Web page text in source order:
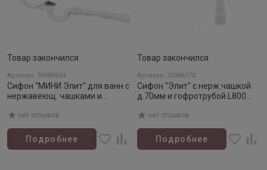
Товар закончился
Артикул: 30980654
Сифон "МИНИ Элит" для ванн с
нержавеющ. чашками и
нет отзывов
Подробнее
Товар закончился
Артикул: 30986170
Сифон "Элит" с нерж.чашкой
д.70мм и гофротрубой L800
нет отзывов
Подробнее